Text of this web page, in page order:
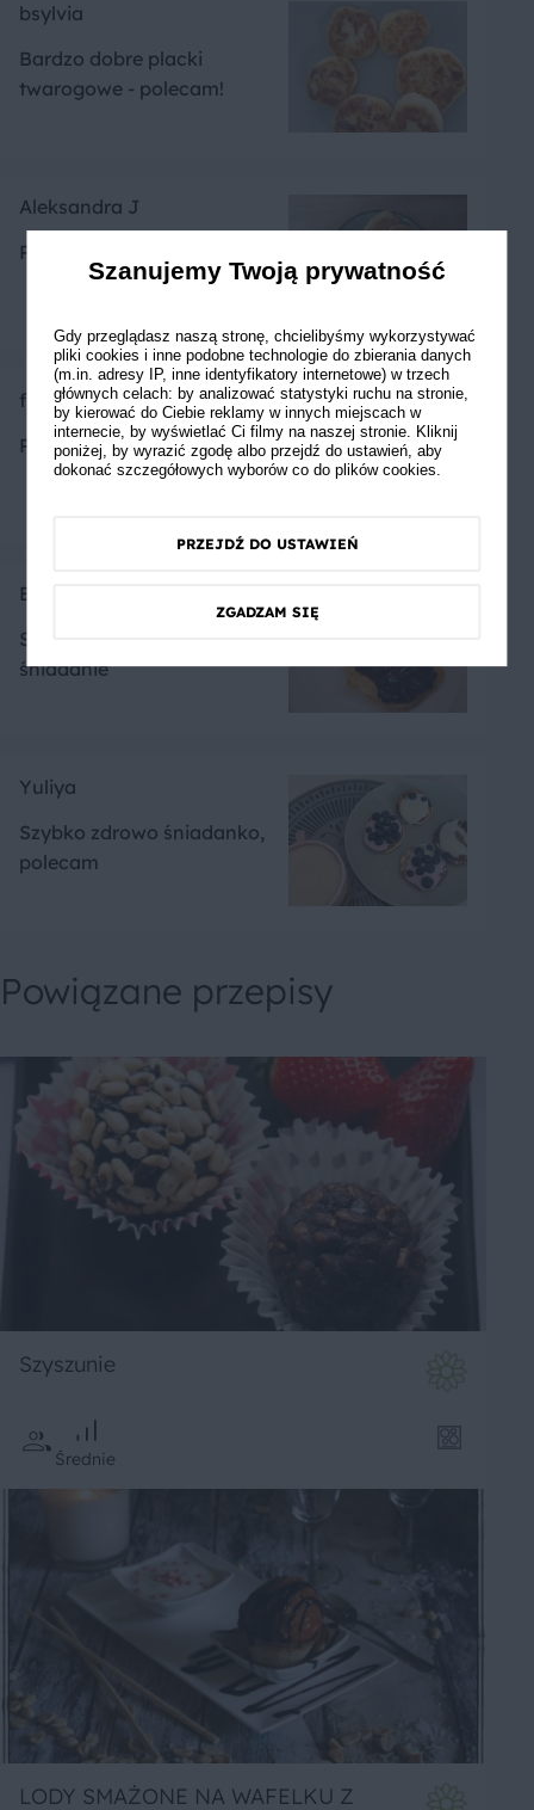
bsylvia
Bardzo dobre placki
twarogowe - polecam!
Aleksandra J
Pyszne śniadanie ☺️
fiziowaaa
Pycha, szybkie i proste
Ewusia1222
Super przepis- najlepsze
śniadanie
Yuliya
Szybko zdrowo śniadanko,
polecam
Powiązane przepisy
Szyszunie
Średnie
LODY SMAŻONE NA WAFELKU Z
Szanujemy Twoją prywatność
Gdy przeglądasz naszą stronę, chcielibyśmy wykorzystywać
pliki cookies i inne podobne technologie do zbierania danych
(m.in. adresy IP, inne identyfikatory internetowe) w trzech
głównych celach: by analizować statystyki ruchu na stronie,
by kierować do Ciebie reklamy w innych miejscach w
internecie, by wyświetlać Ci filmy na naszej stronie. Kliknij
poniżej, by wyrazić zgodę albo przejdź do ustawień, aby
dokonać szczegółowych wyborów co do plików cookies.
PRZEJDŹ DO USTAWIEŃ
ZGADZAM SIĘ